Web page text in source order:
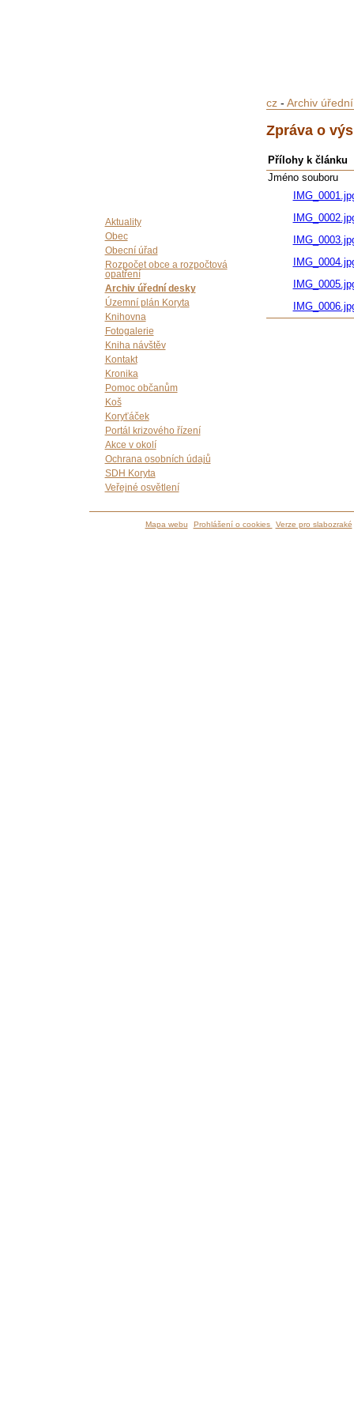
Aktuality
Obec
Obecní úřad
Rozpočet obce a rozpočtová
opatření
Archiv úřední desky
Územní plán Koryta
Knihovna
Fotogalerie
Kniha návštěv
Kontakt
Kronika
Pomoc občanům
Koš
Koryťáček
Portál krizového řízení
Akce v okolí
Ochrana osobních údajů
SDH Koryta
Veřejné osvětlení
cz- Archiv
Zpráva o
Přílohy k článku
Jméno souboru
Mapa webu Prohlášení o cookies Verze pro slabozraké